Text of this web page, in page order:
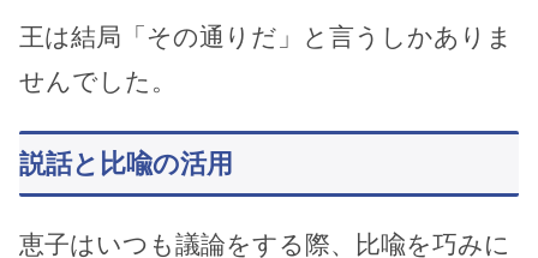
王は結局「その通りだ」と言うしかありま
せんでした。
説話と比喩の活用
恵子はいつも議論をする際、比喩を巧みに